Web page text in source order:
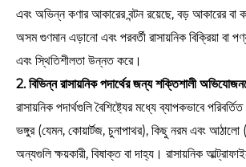
এবং অভিন্ন কণার আকারের বন্টন রয়েছে, বড় আকারের বা
অসম গুণমান এড়ানো এবং পরবর্তী রাসায়নিক বিক্রিয়া বা
এবং স্থিতিশীলতা উন্নত করে।
2. বিভিন্ন রাসায়নিক পদার্থের জন্য শক্তিশালী
রাসায়নিক পদার্থগুলি বৈশিষ্ট্যের মধ্যে ব্যাপকভাবে
ভঙ্গুর (যেমন, কোয়ার্টজ, চুনাপাথর), কিছু নরম এবং
অন্যগুলি ক্ষয়কারী, বিষাক্ত বা দাহ্য। রাসায়নিক